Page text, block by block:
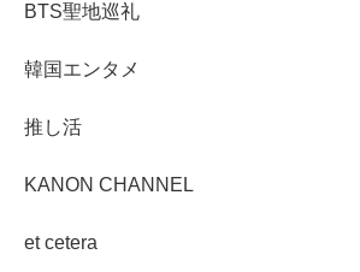
BTS聖地巡礼
韓国エンタメ
推し活
KANON CHANNEL
et cetera